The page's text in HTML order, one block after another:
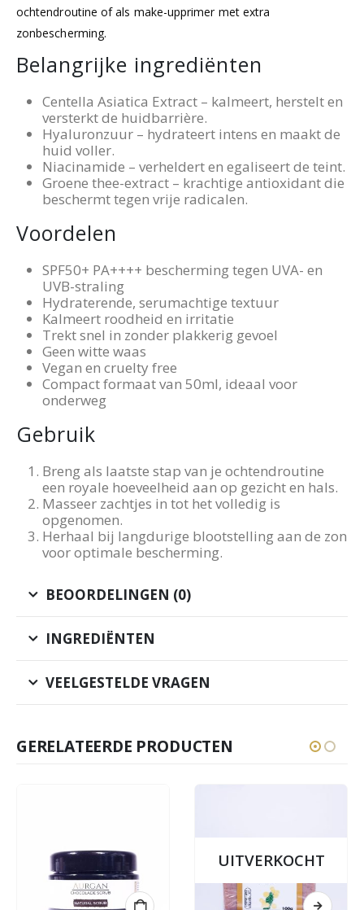
ochtendroutine of als make-upprimer met extra
zonbescherming.
Belangrijke ingrediënten
Centella Asiatica Extract – kalmeert, herstelt en
versterkt de huidbarrière.
Hyaluronzuur – hydrateert intens en maakt de
huid voller.
Niacinamide – verheldert en egaliseert de teint.
Groene thee-extract – krachtige antioxidant die
beschermt tegen vrije radicalen.
Voordelen
SPF50+ PA++++ bescherming tegen UVA- en
UVB-straling
Hydraterende, serumachtige textuur
Kalmeert roodheid en irritatie
Trekt snel in zonder plakkerig gevoel
Geen witte waas
Vegan en cruelty free
Compact formaat van 50ml, ideaal voor
onderweg
Gebruik
Breng als laatste stap van je ochtendroutine
een royale hoeveelheid aan op gezicht en hals.
Masseer zachtjes in tot het volledig is
opgenomen.
Herhaal bij langdurige blootstelling aan de zon
voor optimale bescherming.
BEOORDELINGEN (0)
INGREDIËNTEN
VEELGESTELDE VRAGEN
GERELATEERDE PRODUCTEN
UITVERKOCHT